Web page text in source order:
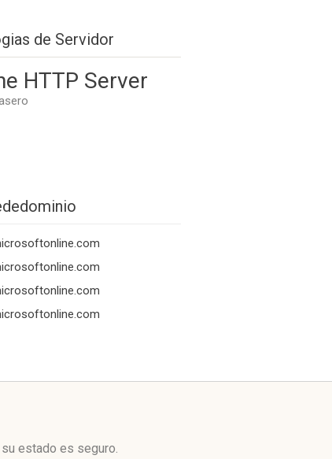
de Servidor
HTTP Server
estado es seguro.